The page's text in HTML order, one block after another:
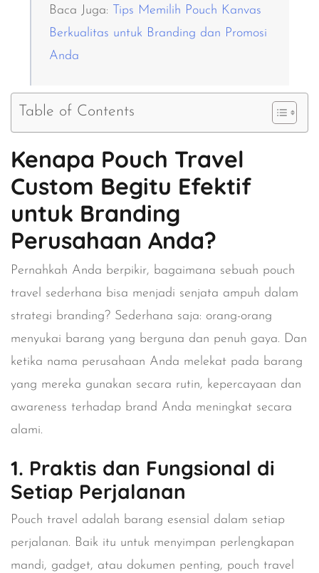
Baca Juga: Tips Memilih Pouch Kanvas
Berkualitas untuk Branding dan Promosi
Anda
Table of Contents
Kenapa Pouch Travel
Custom Begitu Efektif
untuk Branding
Perusahaan Anda?
Pernahkah Anda berpikir, bagaimana sebuah pouch
travel sederhana bisa menjadi senjata ampuh dalam
strategi branding? Sederhana saja: orang-orang
menyukai barang yang berguna dan penuh gaya. Dan
ketika nama perusahaan Anda melekat pada barang
yang mereka gunakan secara rutin, kepercayaan dan
awareness terhadap brand Anda meningkat secara
alami.
1. Praktis dan Fungsional di
Setiap Perjalanan
Pouch travel adalah barang esensial dalam setiap
perjalanan. Baik itu untuk menyimpan perlengkapan
mandi, gadget, atau dokumen penting, pouch travel